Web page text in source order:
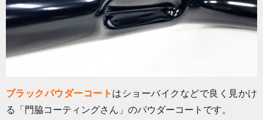
ブラックパウダーコート はショーバイクなどで良く見かけ
る「門脇コーティングさん」のパウダーコートです。